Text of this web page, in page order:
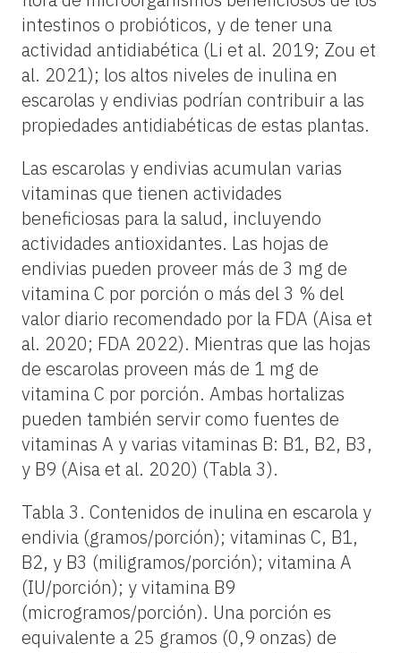
intestinos o probióticos, y de tener una
actividad antidiabética (Li et al. 2019; Zou et
al. 2021); los altos niveles de inulina en
escarolas y endivias podrían contribuir a las
propiedades antidiabéticas de estas plantas.
Las escarolas y endivias acumulan varias
vitaminas que tienen actividades
beneficiosas para la salud, incluyendo
actividades antioxidantes. Las hojas de
endivias pueden proveer más de 3 mg de
vitamina C por porción o más del 3 % del
valor diario recomendado por la FDA (Aisa et
al. 2020; FDA 2022). Mientras que las hojas
de escarolas proveen más de 1 mg de
vitamina C por porción. Ambas hortalizas
pueden también servir como fuentes de
vitaminas A y varias vitaminas B: B1, B2, B3,
y B9 (Aisa et al. 2020) (Tabla 3).
Tabla 3. Contenidos de inulina en escarola y
endivia (gramos/porción); vitaminas C, B1,
B2, y B3 (miligramos/porción); vitamina A
(IU/porción); y vitamina B9
(microgramos/porción). Una porción es
equivalente a 25 gramos (0,9 onzas) de